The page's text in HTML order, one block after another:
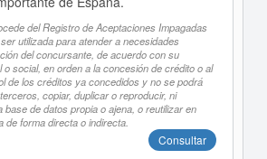
del Registro de Aceptaciones Impagadas
utilizada para atender a necesidades
del concursante, de acuerdo con su
o social, en orden a la concesión de crédito o al
de los créditos ya concedidos y no se podrá
copiar, duplicar o reproducir, ni
base de datos propia o ajena, o reutilizar en
de forma directa o indirecta.
Consultar